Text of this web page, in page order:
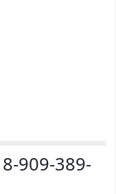
8-909-389-